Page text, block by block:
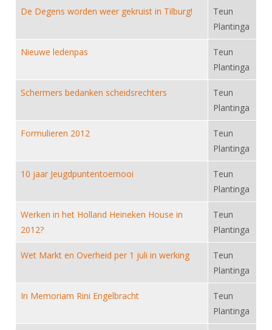
Formulieren
Verenigingsondersteuning
Oprichting Vereniging
JEC
Veteranenwedstrijden
Nieuws
Scheidsrechterslijst
Import inschrijvingen uit Nahouw
Verwerk wedstrijduitslagen
NK organiseren
Promotie en logo
Scheidsrechterslijst
Opleidingen
Archief
Infotheek
ALV
De Degens worden weer gekruist in Tilburg!
Teun
Plantinga
Nieuwe ledenpas
Teun
Plantinga
Schermers bedanken scheidsrechters
Teun
Plantinga
Formulieren 2012
Teun
Plantinga
10 jaar Jeugdpuntentoernooi
Teun
Plantinga
Werken in het Holland Heineken House in
2012?
Teun
Plantinga
Wet Markt en Overheid per 1 juli in werking
Teun
Plantinga
In Memoriam Rini Engelbracht
Teun
Plantinga